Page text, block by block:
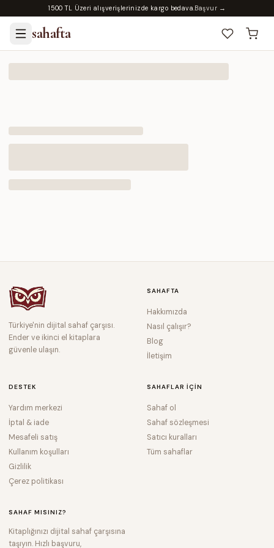
1500 TL Üzeri alışverişlerinizde kargo bedava.Başvur →
sahafta
Türkiye'nin dijital sahaf çarşısı.
Ender ve ikinci el kitaplara
güvenle ulaşın.
SAHAFTA
Hakkımızda
Nasıl çalışır?
Blog
İletişim
DESTEK
Yardım merkezi
İptal & iade
Mesafeli satış
Kullanım koşulları
Gizlilik
Çerez politikası
SAHAFLAR IÇIN
Sahaf ol
Sahaf sözleşmesi
Satıcı kuralları
Tüm sahaflar
SAHAF MISINIZ?
Kitaplığınızı dijital sahaf çarşısına
taşıyın. Hızlı başvuru,